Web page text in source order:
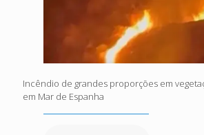
Incêndio de grandes proporções em
em Mar de Espanha